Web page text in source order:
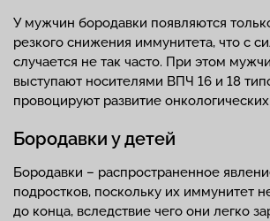
У мужчин бородавки появляются
резкого снижения иммунитета, что с
случается не так часто. При этом
выступают носителями ВПЧ 16 и 18
провоцируют развитие
Бородавки у детей
Бородавки – распространенное
подростков, поскольку их иммунитет
до конца, вследствие чего они легко